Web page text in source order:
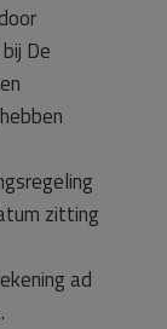
De
zitting
ad